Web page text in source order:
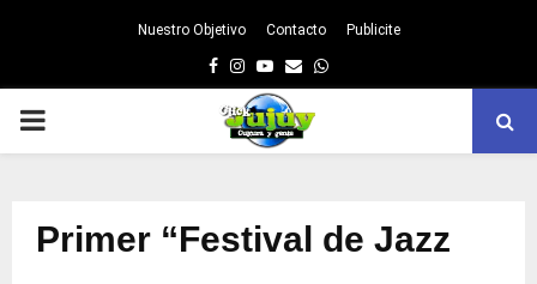
Nuestro Objetivo Contacto Publicite
Facebook
Instagram
Youtube
EmailWhatsapp
PRIMARY
Primer “Festival de Jazz